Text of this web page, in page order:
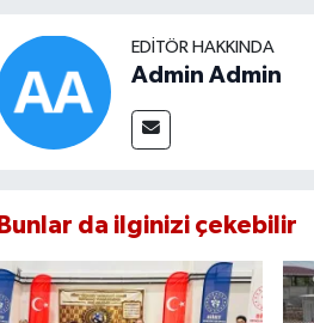
EDITÖR HAKKINDA
Admin Admin
Bunlar da ilginizi çekebilir